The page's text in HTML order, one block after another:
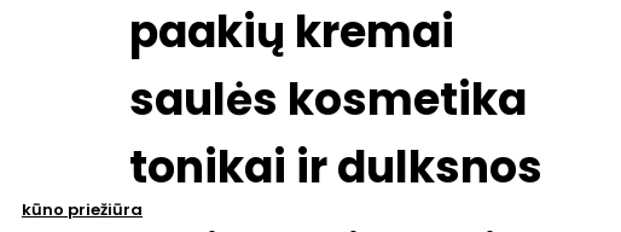
paakių kremai
saulės kosmetika
tonikai ir dulksnos
kūno priežiūra